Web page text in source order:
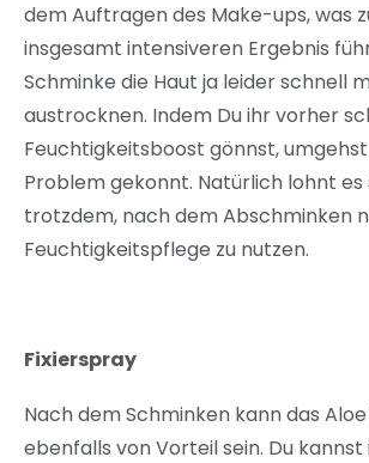
dem Auftragen des Make-ups, was
insgesamt intensiveren Ergebnis
Schminke die Haut ja leider schnell
austrocknen. Indem Du ihr vorher
Feuchtigkeitsboost gönnst, umgehst
Problem gekonnt. Natürlich lohnt
trotzdem, nach dem Abschminken
Feuchtigkeitspflege zu nutzen.
Fixierspray
Nach dem Schminken kann das
ebenfalls von Vorteil sein. Du